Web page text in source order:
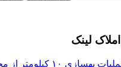
لینک
اجرای عملیات بهسازی